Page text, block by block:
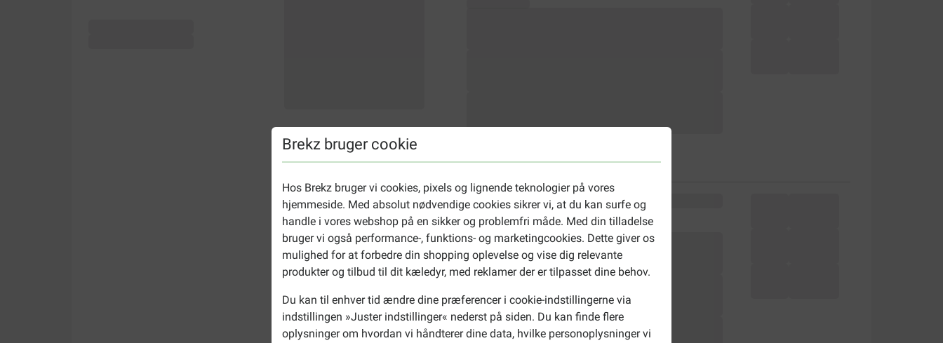
Brekz bruger cookie
Hos Brekz bruger vi cookies, pixels og lignende teknologier på vores
hjemmeside. Med absolut nødvendige cookies sikrer vi, at du kan surfe og
handle i vores webshop på en sikker og problemfri måde. Med din tilladelse
bruger vi også performance-, funktions- og marketingcookies. Dette giver os
mulighed for at forbedre din shopping oplevelse og vise dig relevante
produkter og tilbud til dit kæledyr, med reklamer der er tilpasset dine behov.
Du kan til enhver tid ændre dine præferencer i cookie-indstillingerne via
indstillingen »Juster indstillinger« nederst på siden. Du kan finde flere
oplysninger om hvordan vi håndterer dine data, hvilke personoplysninger vi